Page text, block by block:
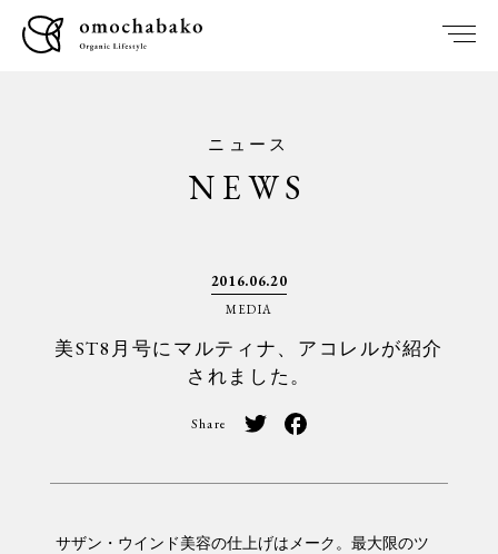
ニュース
NEWS
2016.06.20
MEDIA
美ST8月号にマルティナ、アコレルが紹介
されました。
Share
サザン・ウインド美容の仕上げはメーク。最大限のツ